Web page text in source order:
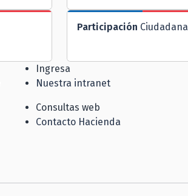
Participación Ciudadana
Ingresa
Nuestra intranet
Consultas web
Contacto Hacienda